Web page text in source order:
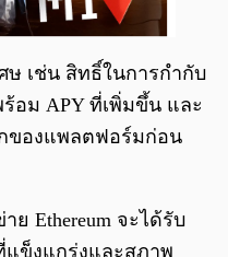
เช่น สิทธิ์ในการกำกับ
ร้อม APY ที่เพิ่มขึ้น และ
ของแพลตฟอร์มก่อน
Ethereum จะได้รับ
ข็งแกร่งและสภาพ